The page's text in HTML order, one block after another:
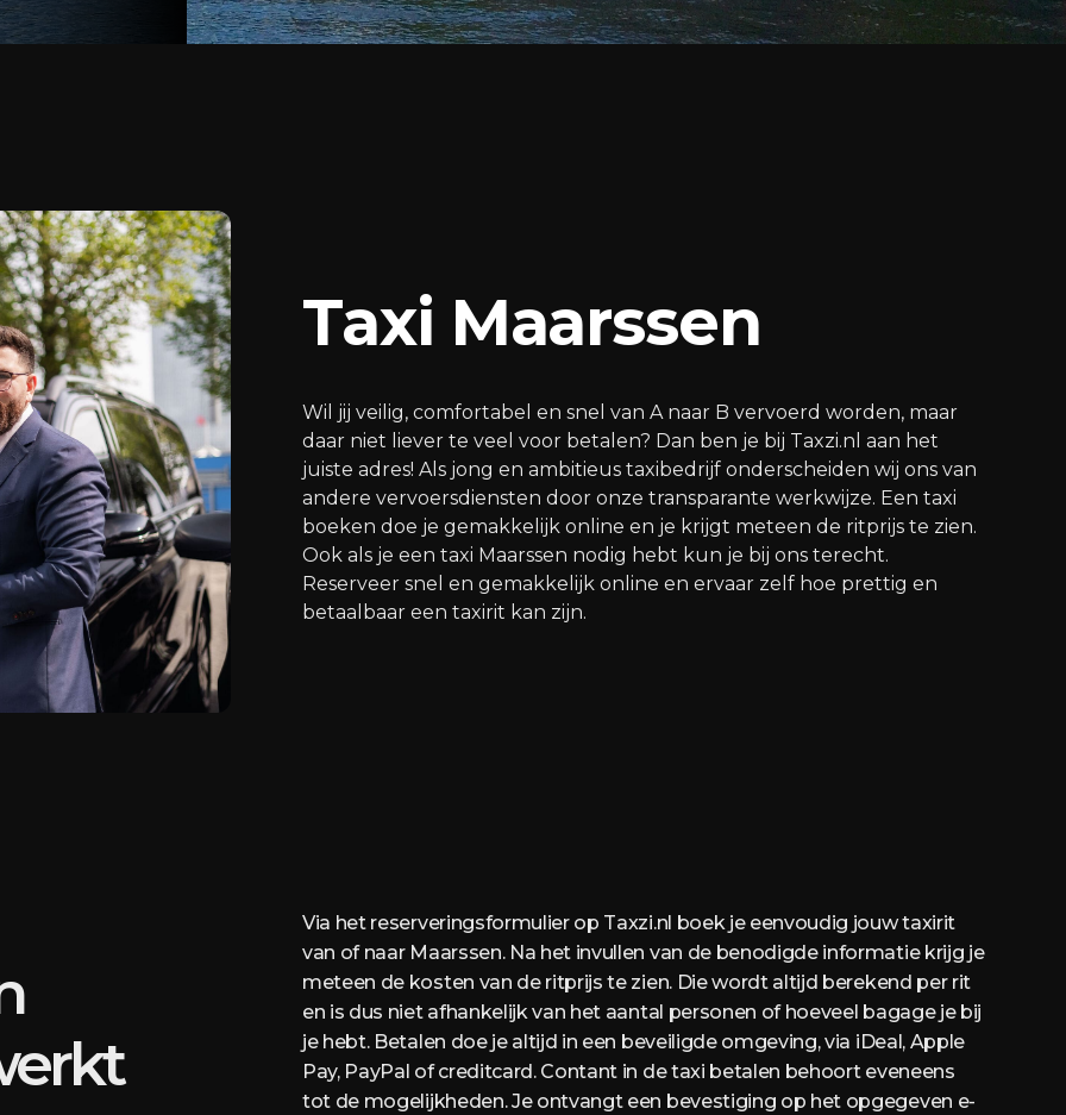
Taxi Maarssen
Wil jij veilig, comfortabel en snel van A naar B vervoerd worden, maar
daar niet liever te veel voor betalen? Dan ben je bij Taxzi.nl aan het
juiste adres! Als jong en ambitieus taxibedrijf onderscheiden wij ons van
andere vervoersdiensten door onze transparante werkwijze. Een taxi
boeken doe je gemakkelijk online en je krijgt meteen de ritprijs te zien.
Ook als je een taxi Maarssen nodig hebt kun je bij ons terecht.
Reserveer snel en gemakkelijk online en ervaar zelf hoe prettig en
betaalbaar een taxirit kan zijn.
Via het reserveringsformulier op Taxzi.nl boek je eenvoudig jouw taxirit
van of naar Maarssen. Na het invullen van de benodigde informatie krijg je
meteen de kosten van de ritprijs te zien. Die wordt altijd berekend per rit
en is dus niet afhankelijk van het aantal personen of hoeveel bagage je bij
je hebt. Betalen doe je altijd in een beveiligde omgeving, via iDeal, Apple
Pay, PayPal of creditcard. Contant in de taxi betalen behoort eveneens
tot de mogelijkheden. Je ontvangt een bevestiging op het opgegeven e-